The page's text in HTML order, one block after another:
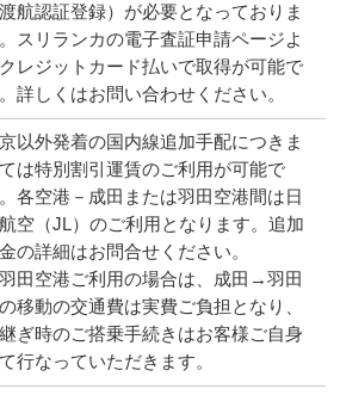
航認証登録）が必要となっておりま
スリランカの電子査証申請ページよ
レジットカード払いで取得が可能で
詳しくはお問い合わせください。
以外発着の国内線追加手配につきま
は特別割引運賃のご利用が可能で
各空港－成田または羽田空港間は日
空（JL）のご利用となります。追加
の詳細はお問合せください。
羽田空港ご利用の場合は、成田→羽田
移動の交通費は実費ご負担となり、
ぎ時のご搭乗手続きはお客様ご自身
行なっていただきます。